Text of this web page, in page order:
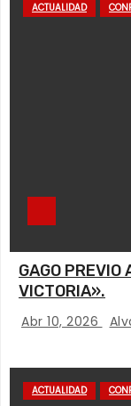
ACTUALIDAD
GAGO PREVIO
VICTORIA».
Abr 10, 2026
ACTUALIDAD